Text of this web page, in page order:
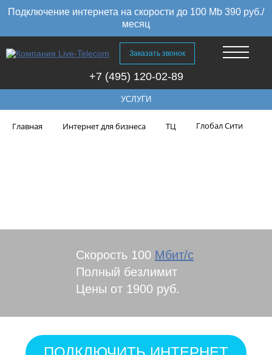
Подключение интернета на скорости до 100 Mb 390 руб./
месяц
Заказать звонок
+7 (495) 120-02-89
УСЛУГИ
Главная Интернет для бизнеса ТЦ Глобал Сити
Скорость 100 Мбит/с
Полный безлимит
Цены от 1900 руб.